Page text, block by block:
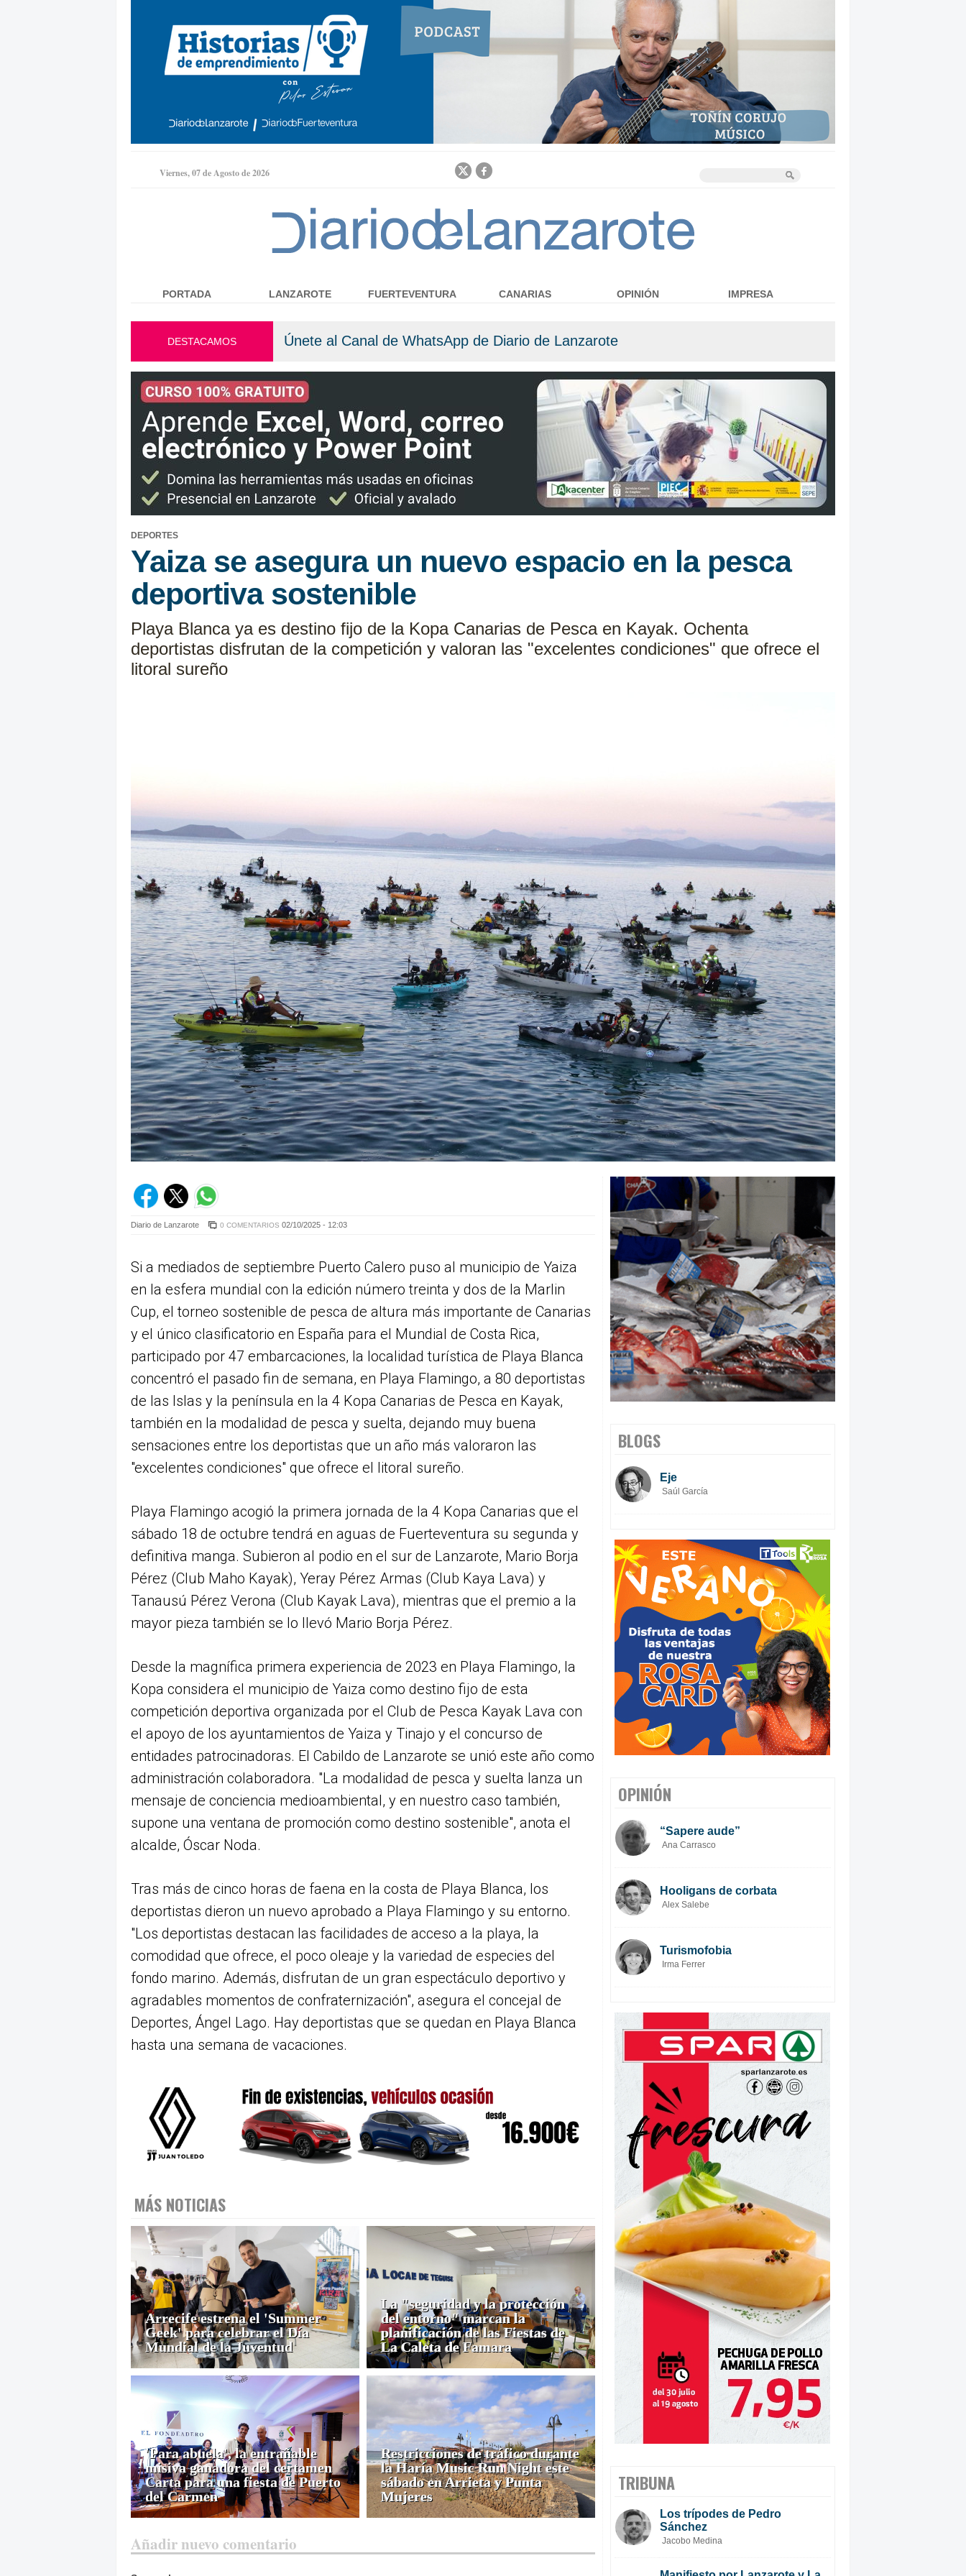
Jump to navigation
Viernes, 07 de Agosto de 2026
DESTACAMOS Únete al Canal de WhatsApp de Diario de Lanzarote
DEPORTES
Yaiza se asegura un nuevo espacio en la pesca
deportiva sostenible
Playa Blanca ya es destino fijo de la Kopa Canarias de Pesca en Kayak. Ochenta
deportistas disfrutan de la competición y valoran las "excelentes condiciones" que ofrece el
litoral sureño
Diario de Lanzarote 0 COMENTARIOS 02/10/2025 - 12:03
Si a mediados de septiembre Puerto Calero puso al municipio de Yaiza
en la esfera mundial con la edición número treinta y dos de la Marlin
Cup, el torneo sostenible de pesca de altura más importante de Canarias
y el único clasificatorio en España para el Mundial de Costa Rica,
participado por 47 embarcaciones, la localidad turística de Playa Blanca
concentró el pasado fin de semana, en Playa Flamingo, a 80 deportistas
de las Islas y la península en la 4 Kopa Canarias de Pesca en Kayak,
también en la modalidad de pesca y suelta, dejando muy buena
sensaciones entre los deportistas que un año más valoraron las
"excelentes condiciones" que ofrece el litoral sureño.
Playa Flamingo acogió la primera jornada de la 4 Kopa Canarias que el
sábado 18 de octubre tendrá en aguas de Fuerteventura su segunda y
definitiva manga. Subieron al podio en el sur de Lanzarote, Mario Borja
Pérez (Club Maho Kayak), Yeray Pérez Armas (Club Kaya Lava) y
Tanausú Pérez Verona (Club Kayak Lava), mientras que el premio a la
mayor pieza también se lo llevó Mario Borja Pérez.
Desde la magnífica primera experiencia de 2023 en Playa Flamingo, la
Kopa considera el municipio de Yaiza como destino fijo de esta
competición deportiva organizada por el Club de Pesca Kayak Lava con
el apoyo de los ayuntamientos de Yaiza y Tinajo y el concurso de
entidades patrocinadoras. El Cabildo de Lanzarote se unió este año como
administración colaboradora. "La modalidad de pesca y suelta lanza un
mensaje de conciencia medioambiental, y en nuestro caso también,
supone una ventana de promoción como destino sostenible", anota el
alcalde, Óscar Noda.
Tras más de cinco horas de faena en la costa de Playa Blanca, los
deportistas dieron un nuevo aprobado a Playa Flamingo y su entorno.
"Los deportistas destacan las facilidades de acceso a la playa, la
comodidad que ofrece, el poco oleaje y la variedad de especies del
fondo marino. Además, disfrutan de un gran espectáculo deportivo y
agradables momentos de confraternización", asegura el concejal de
Deportes, Ángel Lago. Hay deportistas que se quedan en Playa Blanca
hasta una semana de vacaciones.
MÁS NOTICIAS
Arrecife estrena el 'Summer
Geek' para celebrar el Día
Mundial de la Juventud
La "seguridad y la protección
del entorno" marcan la
planificación de las Fiestas de
La Caleta de Famara
'Para abuela', la entrañable
misiva ganadora del certamen
Carta para una fiesta de Puerto
del Carmen
Restricciones de tráfico durante
la Haría Music Run Night este
sábado en Arrieta y Punta
Mujeres
Añadir nuevo comentario
PORTADA LANZAROTE FUERTEVENTURA CANARIAS OPINIÓN IMPRESA
BLOGS
Eje
Saúl García
OPINIÓN
“Sapere aude”
Ana Carrasco
Hooligans de corbata
Alex Salebe
Turismofobia
Irma Ferrer
TRIBUNA
Los trípodes de Pedro
Sánchez
Jacobo Medina